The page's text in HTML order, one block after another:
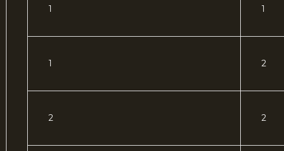
1 1
1 2
2 2